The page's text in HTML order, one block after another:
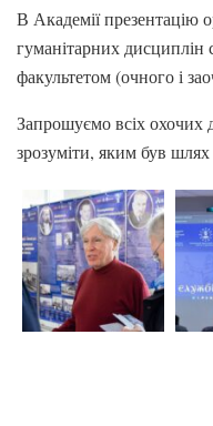
В Академії презентацію
гуманітарних дисциплін
факультетом (очного і
Запрошуємо всіх
зрозуміти, яким був шлях